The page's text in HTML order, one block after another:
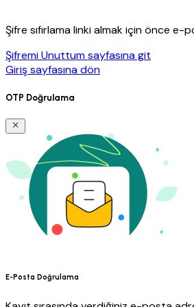
Şifre sıfırlama linki almak için önce e-
Şifremi Unuttum sayfasına git
Giriş sayfasına dön
OTP Doğrulama
E-Posta Doğrulama